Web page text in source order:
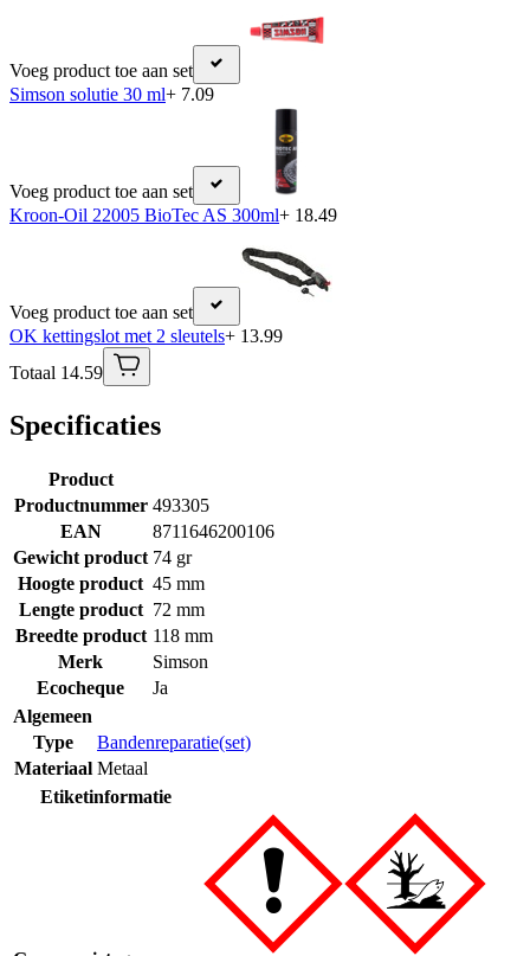
Voeg product toe aan set
Simson solutie 30 ml+ 7.09
Voeg product toe aan set
Kroon-Oil 22005 BioTec AS 300ml+ 18.49
Voeg product toe aan set
OK kettingslot met 2 sleutels+ 13.99
Totaal 14.59
Specificaties
Product
Productnummer 493305
EAN
8711646200106
Gewicht product 74 gr
Hoogte product 45 mm
Lengte product 72 mm
Breedte product 118 mm
Merk
Simson
Ecocheque
Ja
Algemeen
Type
Bandenreparatie(set)
Materiaal Metaal
Etiketinformatie